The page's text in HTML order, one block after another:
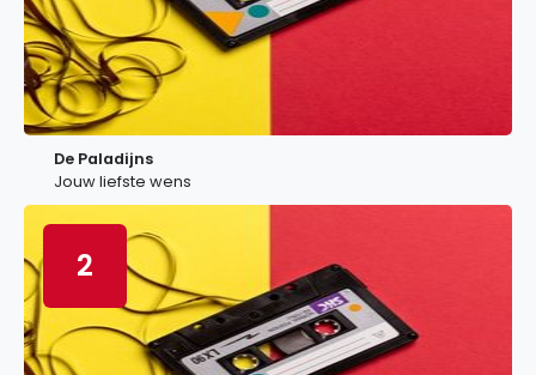
De Paladijns
Jouw liefste wens
2